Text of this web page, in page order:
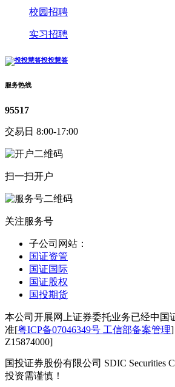
校园招聘
实习招聘
投投慧答
服务热线
95517
交易日 8:00-17:00
扫一扫开户
关注服务号
子公司网站：
国证资管
国证国际
国证股权
国投期货
本公司开展网上证券委托业务已经中国
准[粤ICP备07046349号 工信部备案管理]
Z15874000]
国投证券股份有限公司 SDIC Securities
投资需谨慎！